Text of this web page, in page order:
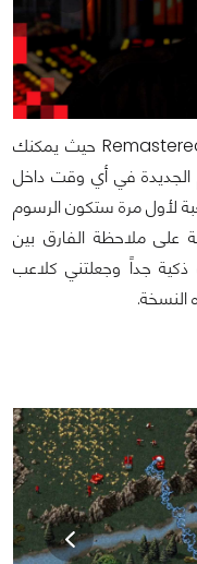
تم اضافة حركة ذكية جداً في النسخة الـ Remastered حيث يمكنك
الجديدة في أي وقت داخل
لأول مرة ستكون الرسوم
على ملاحظة الفارق بين
ذكية جداً وجعلتني كلاعب
النسخة.